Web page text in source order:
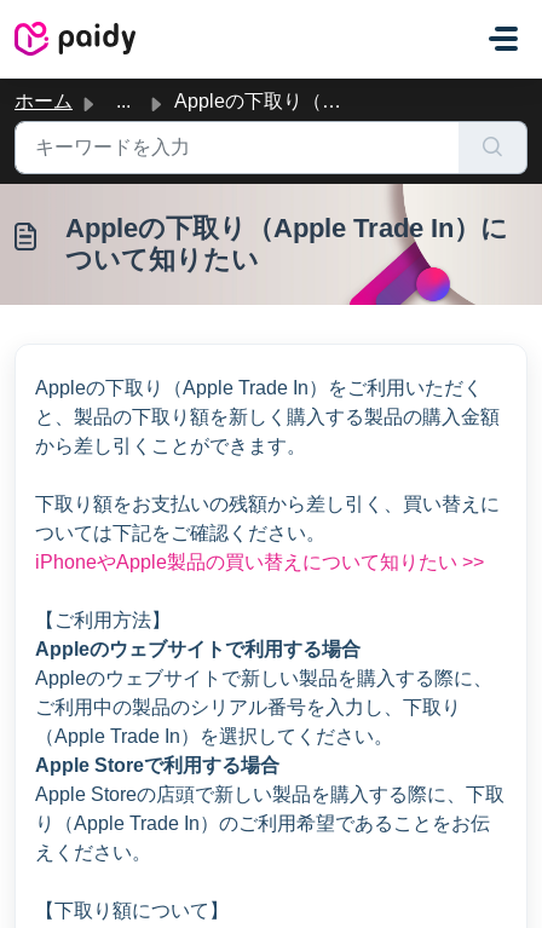
ホーム ... Appleの下取り（Apple Trade In）について知りたい
Appleの下取り（Apple Trade In）に
ついて知りたい
Appleの下取り（Apple Trade In）をご利用いただく
と、製品の下取り額を新しく購入する製品の購入金額
から差し引くことができます。
下取り額をお支払いの残額から差し引く、買い替えに
ついては下記をご確認ください。
iPhoneやApple製品の買い替えについて知りたい >>
【ご利用方法】
Appleのウェブサイトで利用する場合
Appleのウェブサイトで新しい製品を購入する際に、
ご利用中の製品のシリアル番号を入力し、下取り
（Apple Trade In）を選択してください。
Apple Storeで利用する場合
Apple Storeの店頭で新しい製品を購入する際に、下取
り（Apple Trade In）のご利用希望であることをお伝
えください。
【下取り額について】